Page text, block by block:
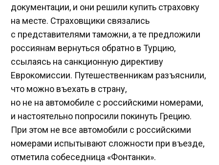
документации, и они решили купить страховку
на месте. Страховщики связались
с представителями таможни, а те предложили
россиянам вернуться обратно в Турцию,
ссылаясь на санкционную директиву
Еврокомиссии. Путешественникам разъяснили,
что можно въехать в страну,
но не на автомобиле с российскими номерами,
и настоятельно попросили покинуть Грецию.
При этом не все автомобили с российскими
номерами испытывают сложности при въезде,
отметила собеседница «Фонтанки».